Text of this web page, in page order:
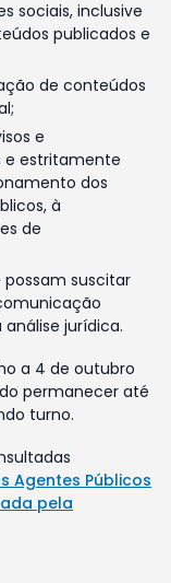
sociais, inclusive
publicados e
de conteúdos
e
e estritamente
dos
à
de
possam suscitar
jurídica.
a 4 de outubro
permanecer até
turno.
Agentes Públicos
pela